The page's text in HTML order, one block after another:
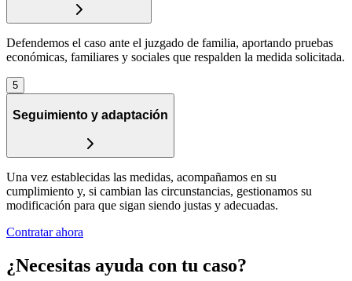
Defendemos el caso ante el juzgado de familia, aportando pruebas
económicas, familiares y sociales que respalden la medida solicitada.
5
Seguimiento y adaptación
Una vez establecidas las medidas, acompañamos en su
cumplimiento y, si cambian las circunstancias, gestionamos su
modificación para que sigan siendo justas y adecuadas.
Contratar ahora
¿Necesitas ayuda con tu caso?